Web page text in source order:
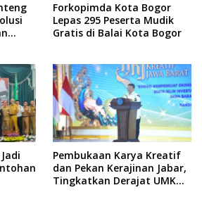
Forkopimda Kota Bogor
Lepas 295 Peserta Mudik
Gratis di Balai Kota Bogor
Pembukaan Karya Kreatif
dan Pekan Kerajinan Jabar,
Tingkatkan Derajat UMKM